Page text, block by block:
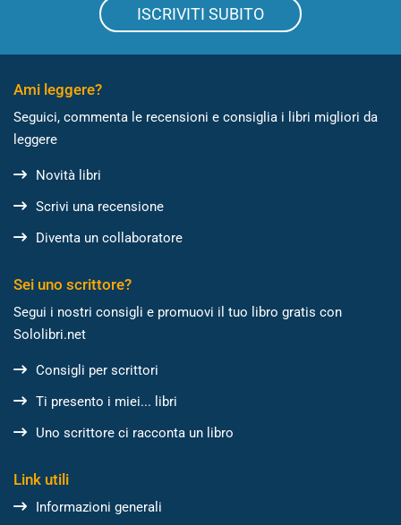
ISCRIVITI SUBITO
Ami leggere?
Seguici, commenta le recensioni e consiglia i libri migliori da
leggere
Novità libri
Scrivi una recensione
Diventa un collaboratore
Sei uno scrittore?
Segui i nostri consigli e promuovi il tuo libro gratis con
Sololibri.net
Consigli per scrittori
Ti presento i miei... libri
Uno scrittore ci racconta un libro
Link utili
Informazioni generali